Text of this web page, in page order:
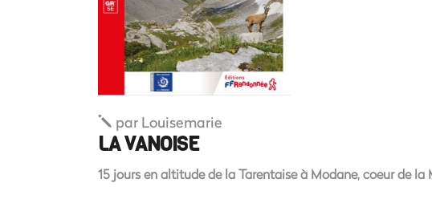
par Louisemarie
LA VANOISE
15 jours en altitude de la Tarentaise à Modane, coeur de